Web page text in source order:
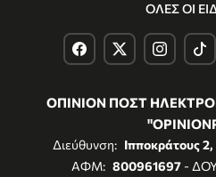
ΟΛΕΣ ΟΙ
ΟΠΙΝΙΟΝ ΠΟΣΤ
Διεύθυνση: Ιπποκράτους
ΑΦΜ: 800961697-